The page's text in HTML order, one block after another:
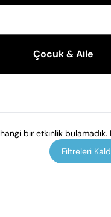
Çocuk & Aile
bir etkinlik
Filtreleri